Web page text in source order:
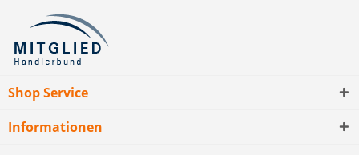
Shop Service
Informationen